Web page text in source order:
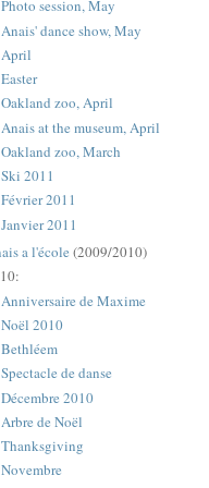
Photo session, May
Anais' dance show, May
April
Easter
Oakland zoo, April
Anais at the museum, April
Oakland zoo, March
Ski 2011
Février 2011
Janvier 2011
a l'école (2009/2010)
Anniversaire de Maxime
Noël 2010
Bethléem
Spectacle de danse
Décembre 2010
Arbre de Noël
Thanksgiving
Novembre